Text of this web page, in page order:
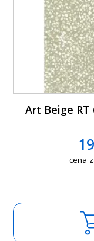
Art Beige RT
cena